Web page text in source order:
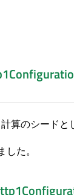
算のシードと
た。